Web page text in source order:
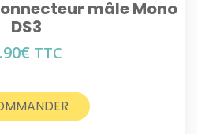
mâle Mono
DS3
€ TTC